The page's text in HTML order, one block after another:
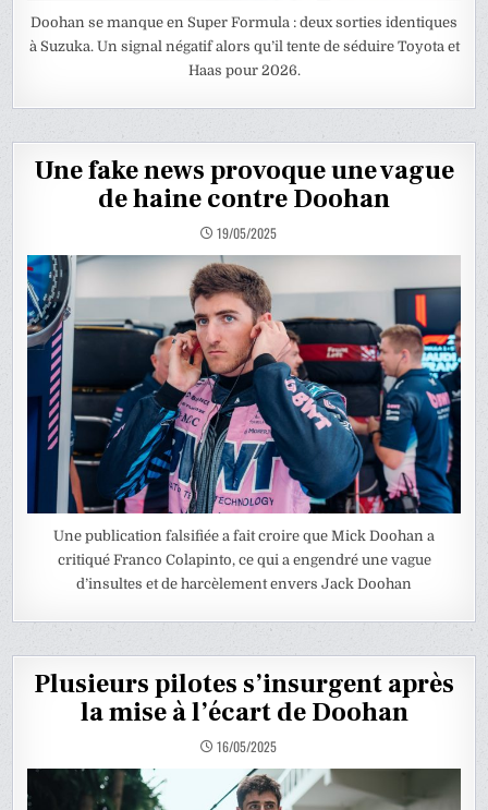
Doohan se manque en Super Formula : deux sorties identiques
à Suzuka. Un signal négatif alors qu’il tente de séduire Toyota et
Haas pour 2026.
Une fake news provoque une vague
de haine contre Doohan
19/05/2025
Une publication falsifiée a fait croire que Mick Doohan a
critiqué Franco Colapinto, ce qui a engendré une vague
d’insultes et de harcèlement envers Jack Doohan
Plusieurs pilotes s’insurgent après
la mise à l’écart de Doohan
16/05/2025